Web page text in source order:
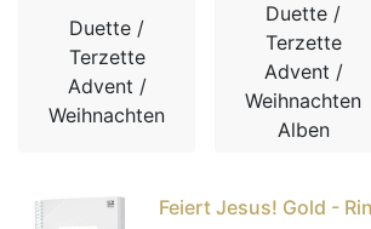
Duette /
Terzette
Advent /
Weihnachten
Duette /
Terzette
Advent /
Weihnachten
Alben
Feiert Jesus! Gold -